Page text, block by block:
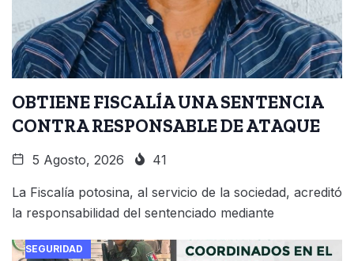
OBTIENE FISCALÍA UNA SENTENCIA
CONTRA RESPONSABLE DE ATAQUE
5 Agosto, 2026 41
La Fiscalía potosina, al servicio de la sociedad, acreditó
la responsabilidad del sentenciado mediante
SEGURIDAD